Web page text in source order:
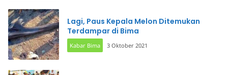
Lagi, Paus Kepala Melon Ditemukan
Terdampar di Bima
Kabar Bima 3 Oktober 2021